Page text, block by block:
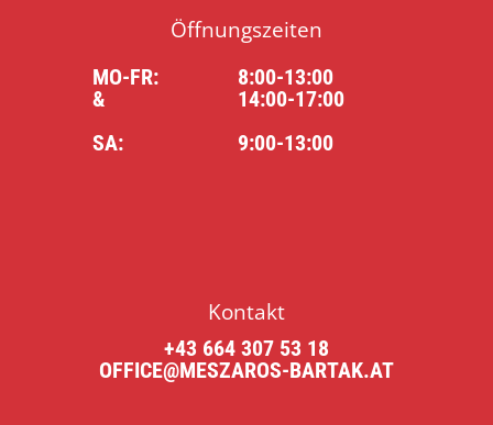
Öffnungszeiten
MO-FR:
&
8:00-13:00
14:00-17:00
SA:
9:00-13:00
Kontakt
+43 664 307 53 18
OFFICE@MESZAROS-BARTAK.AT